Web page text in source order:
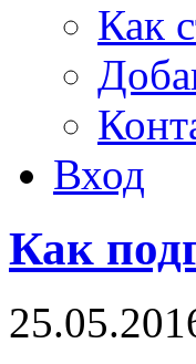
Как
Вход
Как